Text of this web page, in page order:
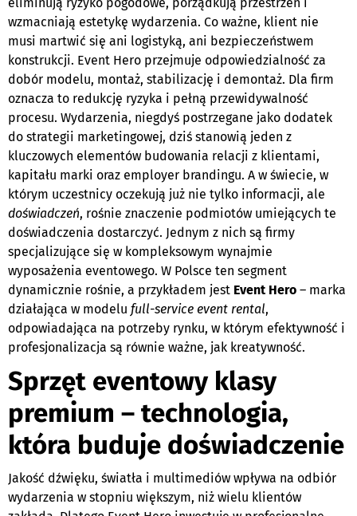
wzmacniają estetykę wydarzenia. Co ważne, klient nie
musi martwić się ani logistyką, ani bezpieczeństwem
konstrukcji. Event Hero przejmuje odpowiedzialność za
dobór modelu, montaż, stabilizację i demontaż. Dla firm
oznacza to redukcję ryzyka i pełną przewidywalność
procesu. Wydarzenia, niegdyś postrzegane jako dodatek
do strategii marketingowej, dziś stanowią jeden z
kluczowych elementów budowania relacji z klientami,
kapitału marki oraz employer brandingu. A w świecie, w
którym uczestnicy oczekują już nie tylko informacji, ale
doświadczeń, rośnie znaczenie podmiotów umiejących te
doświadczenia dostarczyć. Jednym z nich są firmy
specjalizujące się w kompleksowym wynajmie
wyposażenia eventowego. W Polsce ten segment
dynamicznie rośnie, a przykładem jest Event Hero – marka
działająca w modelu full-service event rental,
odpowiadająca na potrzeby rynku, w którym efektywność i
profesjonalizacja są równie ważne, jak kreatywność.
Sprzęt eventowy klasy
premium – technologia,
która buduje doświadczenie
Jakość dźwięku, światła i multimediów wpływa na odbiór
wydarzenia w stopniu większym, niż wielu klientów